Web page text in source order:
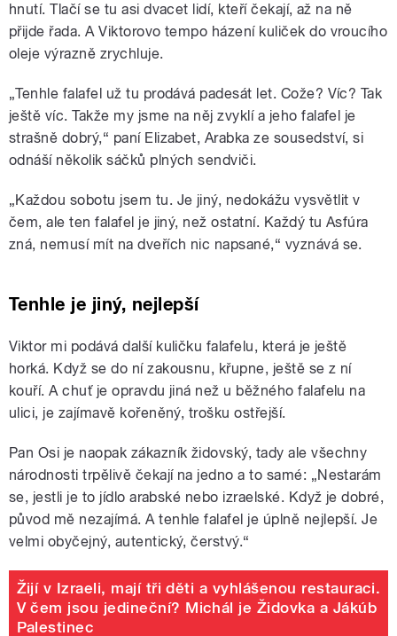
hnutí. Tlačí se tu asi dvacet lidí, kteří čekají, až na ně
přijde řada. A Viktorovo tempo házení kuliček do vroucího
oleje výrazně zrychluje.
„Tenhle falafel už tu prodává padesát let. Cože? Víc? Tak
ještě víc. Takže my jsme na něj zvyklí a jeho falafel je
strašně dobrý,“ paní Elizabet, Arabka ze sousedství, si
odnáší několik sáčků plných sendviči.
„Každou sobotu jsem tu. Je jiný, nedokážu vysvětlit v
čem, ale ten falafel je jiný, než ostatní. Každý tu Asfúra
zná, nemusí mít na dveřích nic napsané,“ vyznává se.
Tenhle je jiný, nejlepší
Viktor mi podává další kuličku falafelu, která je ještě
horká. Když se do ní zakousnu, křupne, ještě se z ní
kouří. A chuť je opravdu jiná než u běžného falafelu na
ulici, je zajímavě kořeněný, trošku ostřejší.
Pan Osi je naopak zákazník židovský, tady ale všechny
národnosti trpělivě čekají na jedno a to samé: „Nestarám
se, jestli je to jídlo arabské nebo izraelské. Když je dobré,
původ mě nezajímá. A tenhle falafel je úplně nejlepší. Je
velmi obyčejný, autentický, čerstvý.“
Žijí v Izraeli, mají tři děti a vyhlášenou restauraci.
V čem jsou jedineční? Michál je Židovka a Jákúb
Palestinec